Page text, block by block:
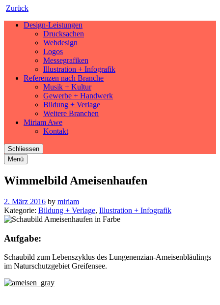
Zurück
Design-Leistungen
Drucksachen
Webdesign
Logos
Messegrafiken
Illustration + Infografik
Referenzen nach Branche
Musik + Kultur
Gewerbe + Handwerk
Bildung + Verlage
Weitere Branchen
Miriam Awe
Kontakt
Schliessen
Menü
Wimmelbild Ameisenhaufen
2. März 2016 by miriam
Kategorie: Bildung + Verlage, Illustration + Infografik
Aufgabe:
Schaubild zum Lebenszyklus des Lungenenzian-Ameisenbläulings
im Naturschutzgebiet Greifensee.